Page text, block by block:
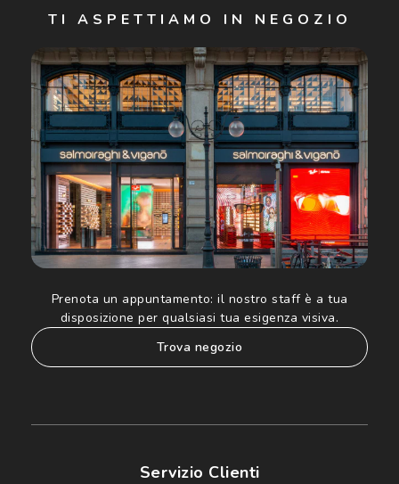
Cliccando su "Iscriviti", confermo di avere più di 16 anni e
acconsento all'utilizzo dei miei Dati Personali da parte di
Luxottica Group S.p.A. per l'invio di offerte speciali, novità
ed altre comunicazioni di carattere pubblicitario (consultare
Informativa sulla privacyper ulteriori informazioni).
TI ASPETTIAMO IN NEGOZIO
Prenota un appuntamento: il nostro staff è a tua
disposizione per qualsiasi tua esigenza visiva.
trova negozio
Servizio Clienti